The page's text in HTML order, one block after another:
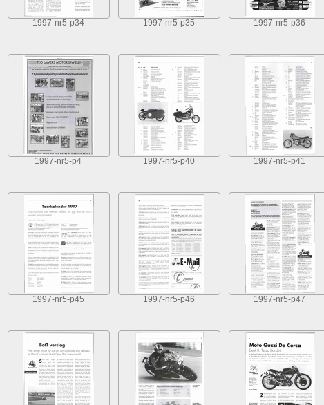
1997-nr5-p34 1997-nr5-p35 1997-nr5-p36
1997-nr5-p4 1997-nr5-p40 1997-nr5-p41
1997-nr5-p45 1997-nr5-p46 1997-nr5-p47